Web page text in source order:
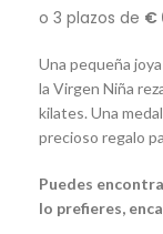
Una pequeña
la Virgen Niña
kilates. Una
precioso regalo
Puedes
lo prefieres,